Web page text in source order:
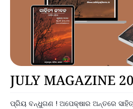
JULY MAGAZINE
ପ୍ରିୟ ବନ୍ଧୁଗଣ ! ଅପେକ୍ଷାର ଅନ୍ତରେ